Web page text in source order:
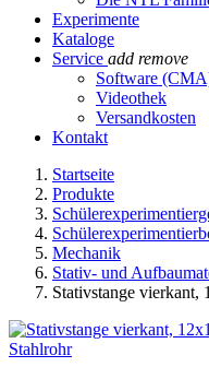
Experimente
Kataloge
Service add remove
Software
Videothek
Versandkosten
Kontakt
Startseite
Produkte
Mechanik
Stativ- und
Stativstange